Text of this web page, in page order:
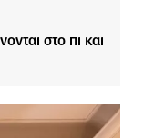
στο πι και